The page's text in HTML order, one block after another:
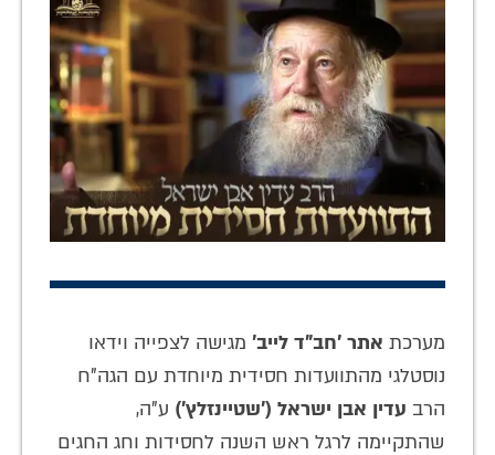
מערכת אתר 'חב"ד לייב' מגישה לצפייה וידאו
נוסטלגי מהתוועדות חסידית מיוחדת עם הגה"ח
הרב עדין אבן ישראל ('שטיינזלץ') ע"ה,
שהתקיימה לרגל ראש השנה לחסידות וחג החגים